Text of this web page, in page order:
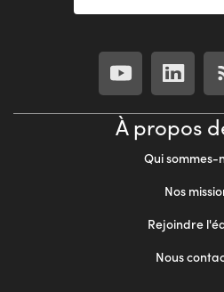
À propos
Qui sommes-
Nos
Rejoindre
Nous